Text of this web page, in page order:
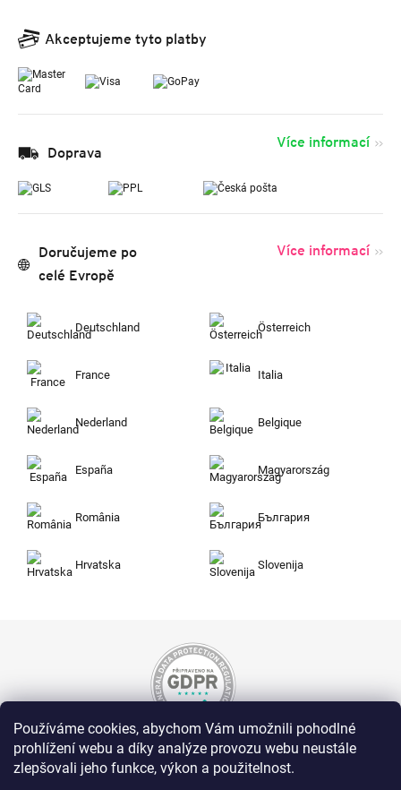
Používáme cookies, abychom Vám umožnili pohodlné
prohlížení webu a díky analýze provozu webu neustále
zlepšovali jeho funkce, výkon a použitelnost.
Akceptujeme tyto platby
Doprava
Více informací
Doručujeme po
celé Evropě
Více informací
Deutschland Österreich
France Italia
Nederland Belgique
España Magyarország
România България
Hrvatska Slovenija
Nakupujte na Zuty bezpečně a bez obav. Díky
HTTPS protokolu jsou Vaše citlivá data v